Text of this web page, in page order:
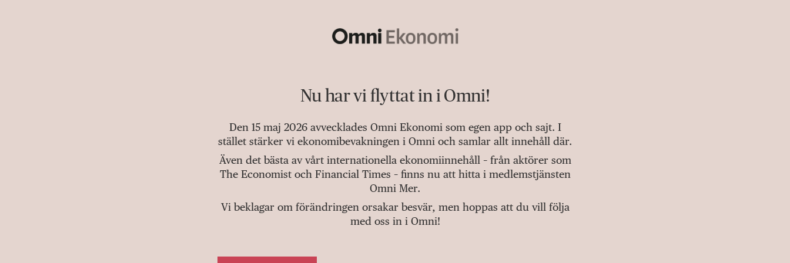
Nu har vi flyttat in i Omni!
Den 15 maj 2026 avvecklades Omni Ekonomi som egen app och sajt. I
stället stärker vi ekonomibevakningen i Omni och samlar allt innehåll där.
Även det bästa av vårt internationella ekonomiinnehåll – från aktörer som
The Economist och Financial Times – finns nu att hitta i medlemstjänsten
Omni Mer.
Vi beklagar om förändringen orsakar besvär, men hoppas att du vill följa
med oss in i Omni!